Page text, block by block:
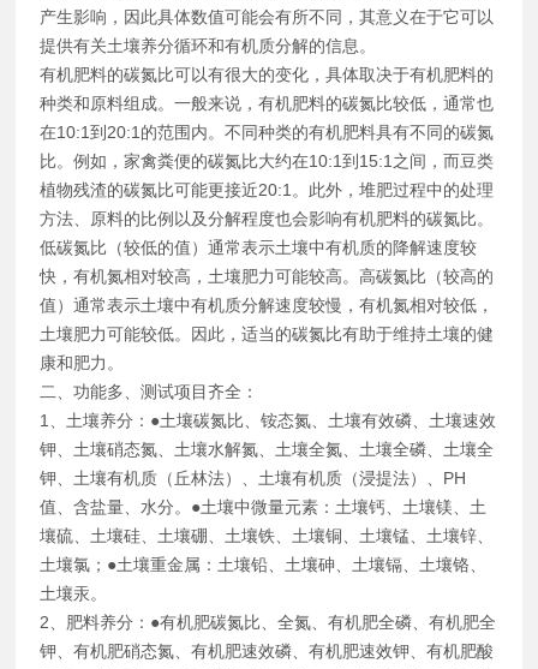
产生影响，因此具体数值可能会有所不同，其意义在于它可以
提供有关土壤养分循环和有机质分解的信息。
有机肥料的碳氮比可以有很大的变化，具体取决于有机肥料的
种类和原料组成。一般来说，有机肥料的碳氮比较低，通常也
在10:1到20:1的范围内。不同种类的有机肥料具有不同的碳氮
比。例如，家禽粪便的碳氮比大约在10:1到15:1之间，而豆类
植物残渣的碳氮比可能更接近20:1。此外，堆肥过程中的处理
方法、原料的比例以及分解程度也会影响有机肥料的碳氮比。
低碳氮比（较低的值）通常表示土壤中有机质的降解速度较
快，有机氮相对较高，土壤肥力可能较高。高碳氮比（较高的
值）通常表示土壤中有机质分解速度较慢，有机氮相对较低，
土壤肥力可能较低。因此，适当的碳氮比有助于维持土壤的健
康和肥力。
二、功能多、测试项目齐全：
1、土壤养分：●土壤碳氮比、铵态氮、土壤有效磷、土壤速效
钾、土壤硝态氮、土壤水解氮、土壤全氮、土壤全磷、土壤全
钾、土壤有机质（丘林法）、土壤有机质（浸提法）、PH
值、含盐量、水分。●土壤中微量元素：土壤钙、土壤镁、土
壤硫、土壤硅、土壤硼、土壤铁、土壤铜、土壤锰、土壤锌、
土壤氯；●土壤重金属：土壤铅、土壤砷、土壤镉、土壤铬、
土壤汞。
2、肥料养分：●有机肥碳氮比、全氮、有机肥全磷、有机肥全
钾、有机肥硝态氮、有机肥速效磷、有机肥速效钾、有机肥酸